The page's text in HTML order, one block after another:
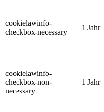
cookielawinfo-
checkbox-necessary
1 Jahr
cookielawinfo-
checkbox-non-
necessary
1 Jahr